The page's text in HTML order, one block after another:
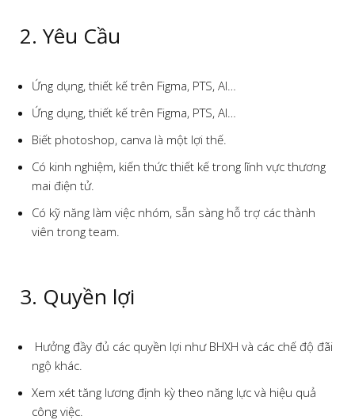
2. Yêu Cầu
Ứng dụng, thiết kế trên Figma, PTS, AI…
Ứng dụng, thiết kế trên Figma, PTS, AI…
Biết photoshop, canva là một lợi thế.
Có kinh nghiệm, kiến thức thiết kế trong lĩnh vực thương
mai điện tử.
Có kỹ năng làm việc nhóm, sẵn sàng hỗ trợ các thành
viên trong team.
3. Quyền lợi
Hưởng đầy đủ các quyền lợi như BHXH và các chế độ đãi
ngộ khác.
Xem xét tăng lương định kỳ theo năng lực và hiệu quả
công việc.